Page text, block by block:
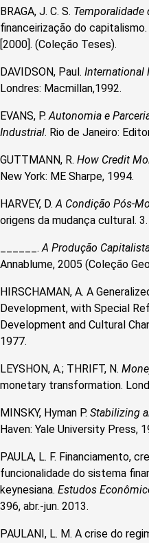
BRAGA, J. C. S. Temporalidade
financeirização do
[2000]. (Coleção Teses).
DAVIDSON, Paul. International
Londres: Macmillan,1992.
EVANS, P.Autonomia e
Industrial. Rio de Janeiro:
GUTTMANN, R. How Credit
New York: ME Sharpe, 1994.
HARVEY, D.A Condição Pós-
origens da mudança cultural.
______.A Produção
Annablume, 2005 (Coleção
HIRSCHAMAN, A. A
Development, with Special
Development and Cultural
1977.
LEYSHON, A.; THRIFT, N.
monetary transformation.
MINSKY, Hyman P. Stabilizing
Haven: Yale University Press,
PAULA, L. F. Financiamento,
funcionalidade do sistema
keynesiana. Estudos
396, abr.-jun. 2013.
PAULANI, L. M. A crise do